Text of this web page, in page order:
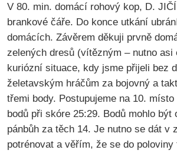
V 80. min. domácí rohový kop, D.
brankové čáře. Do konce utkání
domácích. Závěrem děkuji prvně
zelených dresů (vítězným – nutno asi
kuriózní situace, kdy jsme přijeli bez
želetavským hráčům za bojovný a
třemi body. Postupujeme na 10.
bodů při skóre 25:29. Bodů mohlo
pánbůh za těch 14. Je nutno se dát v
potrénovat a věřím, že se do